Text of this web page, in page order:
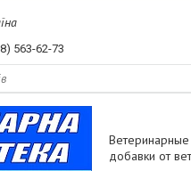
563-62-73
добавки от